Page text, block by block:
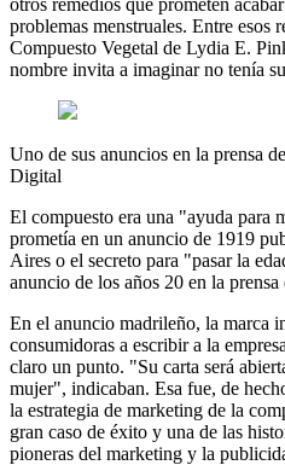
otros remedios que prometen
problemas menstruales. Entre esos
Compuesto Vegetal de Lydia E.
nombre invita a imaginar no tenía
Uno de sus anuncios en la prensa
Digital
El compuesto era una "ayuda para
prometía en un anuncio de 1919
Aires o el secreto para "pasar la
anuncio de los años 20 en la
En el anuncio madrileño, la marca
consumidoras a escribir a la
claro un punto. "Su carta será
mujer", indicaban. Esa fue, de
la estrategia de marketing de la
gran caso de éxito y una de las
pioneras del marketing y la